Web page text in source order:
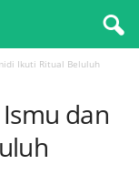
Ikuti Ritual Beluluh
dan